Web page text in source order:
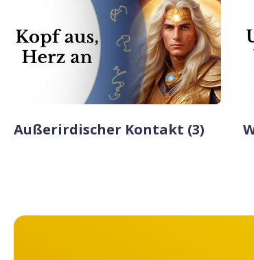
Außerirdischer Kontakt (3)